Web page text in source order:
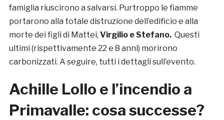
famiglia riuscirono a salvarsi. Purtroppo le fiamme
portarono alla totale distruzione dell’edificio e alla
morte dei figli di Mattei, Virgilio e Stefano. Questi
ultimi (rispettivamente 22 e 8 anni) morirono
carbonizzati. A seguire, tutti i dettagli sull’evento.
Achille Lollo e l’incendio a
Primavalle: cosa successe?